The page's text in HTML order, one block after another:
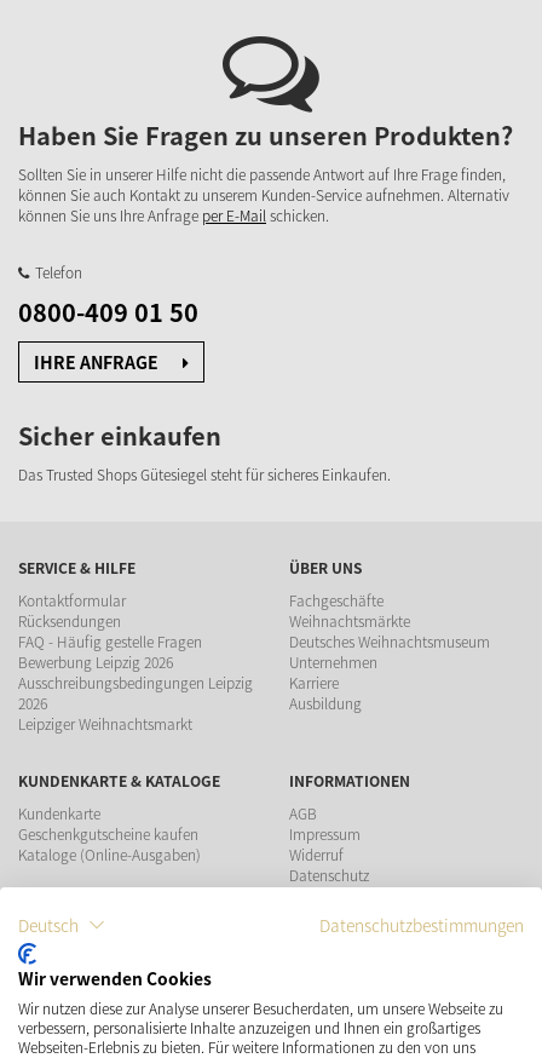
Haben Sie Fragen zu unseren Produkten?
Sollten Sie in unserer Hilfe nicht die passende Antwort auf Ihre Frage finden,
können Sie auch Kontakt zu unserem Kunden-Service aufnehmen. Alternativ
können Sie uns Ihre Anfrage per E-Mailschicken.
Telefon
0800-409 01 50
IHRE ANFRAGE
Sicher einkaufen
Das Trusted Shops Gütesiegel steht für sicheres Einkaufen.
SERVICE & HILFE
Kontaktformular
Rücksendungen
FAQ - Häufig gestelle Fragen
Bewerbung Leipzig 2026
Ausschreibungsbedingungen Leipzig
2026
Leipziger Weihnachtsmarkt
ÜBER UNS
Fachgeschäfte
Weihnachtsmärkte
Deutsches Weihnachtsmuseum
Unternehmen
Karriere
Ausbildung
KUNDENKARTE & KATALOGE
Kundenkarte
Geschenkgutscheine kaufen
Kataloge (Online-Ausgaben)
INFORMATIONEN
AGB
Impressum
Widerruf
Datenschutz
ZAHLUNGSMÖGLICHKEITEN
VERSAND SOCIAL MEDIA
Deutsch Datenschutzbestimmungen
Wir verwenden Cookies
Wir nutzen diese zur Analyse unserer Besucherdaten, um unsere Webseite zu
verbessern, personalisierte Inhalte anzuzeigen und Ihnen ein großartiges
Webseiten-Erlebnis zu bieten. Für weitere Informationen zu den von uns